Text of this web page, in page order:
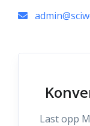
Last opp